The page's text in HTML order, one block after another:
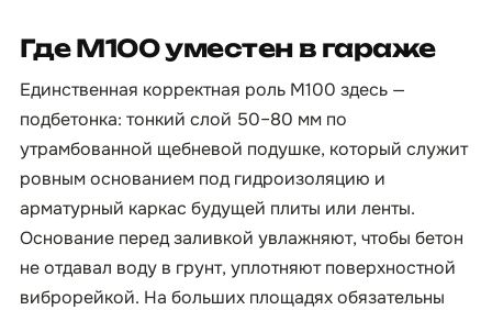
Где М100 уместен в гараже
Единственная корректная роль М100 здесь —
подбетонка: тонкий слой 50–80 мм по
утрамбованной щебневой подушке, который служит
ровным основанием под гидроизоляцию и
арматурный каркас будущей плиты или ленты.
Основание перед заливкой увлажняют, чтобы бетон
не отдавал воду в грунт, уплотняют поверхностной
виброрейкой. На больших площадях обязательны